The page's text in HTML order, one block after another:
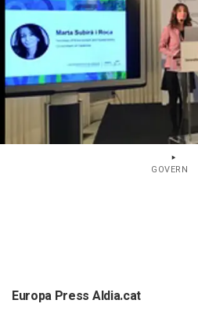
GOVERN
Europa Press Aldia.cat